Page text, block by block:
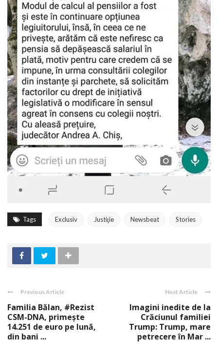
Tags Exclusiv Justiţie Newsbeat Stories
Previous Article
Familia Bălan, #Rezist
CSM-DNA, primeşte
14.251 de euro pe lună,
din bani ...
Next Article
Imagini inedite de la
Crăciunul familiei
Trump: Trump, mare
petrecere în Mar ...